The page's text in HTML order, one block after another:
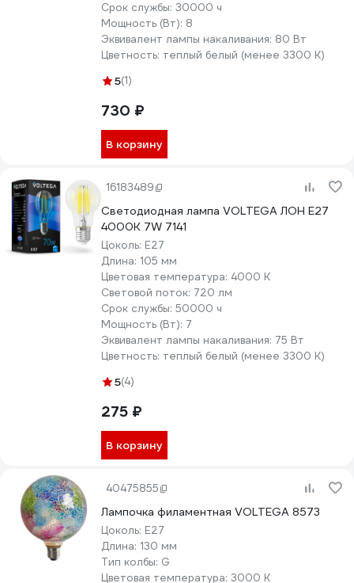
Срок службы: 30000 ч
Мощность (Вт): 8
Эквивалент лампы накаливания: 80 Вт
Цветность: теплый белый (менее 3300 К)
5(1)
730 ₽
В корзину
16183489
Светодиодная лампа VOLTEGA ЛОН Е27
4000К 7W 7141
Цоколь: E27
Длина: 105 мм
Цветовая температура: 4000 К
Световой поток: 720 лм
Срок службы: 50000 ч
Мощность (Вт): 7
Эквивалент лампы накаливания: 75 Вт
Цветность: теплый белый (менее 3300 К)
5(4)
275 ₽
В корзину
40475855
Лампочка филаментная VOLTEGA 8573
Цоколь: E27
Длина: 130 мм
Тип колбы: G
Цветовая температура: 3000 К